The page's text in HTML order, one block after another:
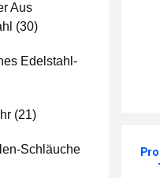
Aus
(30)
Edelstahl-
(21)
Schläuche